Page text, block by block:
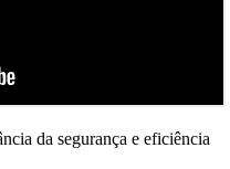
da segurança e eficiência